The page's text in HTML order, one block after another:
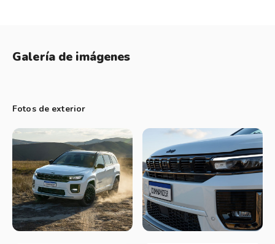
precio y capacidad off-road compite con SW4, Trailblazer y
Everest, pero estas 3 poseen chasis, ya que derivan de
Plataforma
Si bien tiene claras diferencias dimensionales, su estructura
es monocasco (no tiene chasis) y parte de aquellas de Toro,
y Compass.
Galería de imágenes
Fotos de exterior